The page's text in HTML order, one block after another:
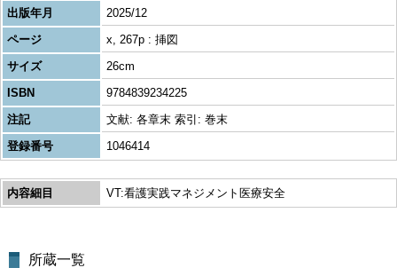
出版年月
2025/12
ページ
x, 267p : 挿図
サイズ
26cm
ISBN
9784839234225
注記
文献: 各章末 索引: 巻末
登録番号
1046414
内容細目 VT:看護実践マネジメント医療安全
所蔵一覧